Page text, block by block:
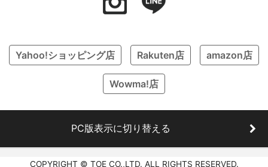
Yahoo!ショッピング店 Rakuten店 amazon店
Wowma!店
PC版表示に切り替える
COPYRIGHT © TOE CO.,LTD. ALL RIGHTS RESERVED.